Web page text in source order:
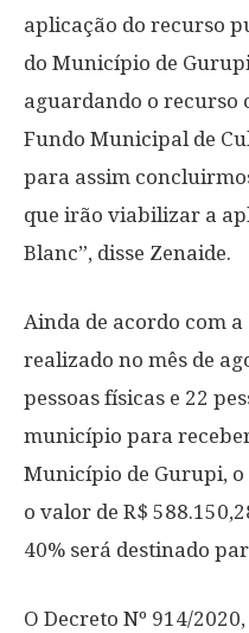
aplicação do recurso
do Município de
aguardando o recurso
Fundo Municipal de
para assim
que irão viabilizar a
Blanc”, disse Zenaide.
Ainda de acordo com
realizado no mês de
pessoas físicas e 22
município para
Município de Gurupi, o
o valor de R$
40% será destinado
O Decreto Nº 914/